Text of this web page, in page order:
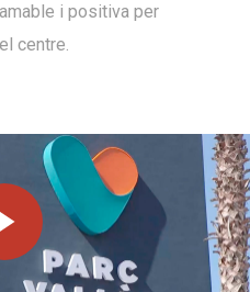
i positiva per
centre.
Play Video